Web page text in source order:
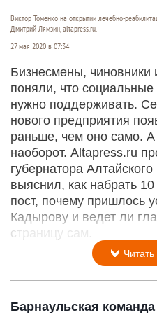
Виктор Томенко на открытии лечебно-
Дмитрий Лямзин, altapress.ru.
27 мая 2020 в 07:34
Бизнесмены, чиновники
поняли, что
нужно поддерживать.
нового предприятия
раньше, чем оно само. А
наоборот. Altapress.ru
губернатора
выяснил, как набрать
пост, почему пришлось
Кадырову и ведет ли
страницу сам.
Барнаульская